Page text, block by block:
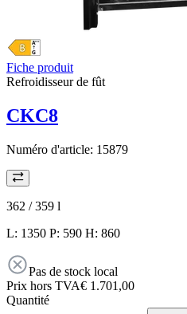
Fiche produit
Refroidisseur de fût
CKC8
Numéro d'article: 15879
362 / 359 l
L: 1350 P: 590 H: 860
Pas de stock local
Prix hors TVA€ 1.701,00
Quantité